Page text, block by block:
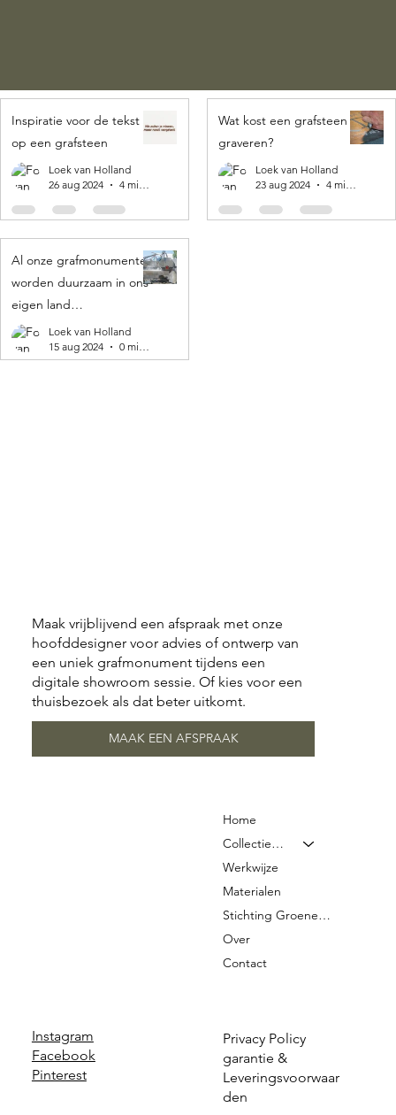
Inspiratie voor de tekst
op een grafsteen
Loek van Holland
26 aug 2024
4 minuten om te lezen
Wat kost een grafsteen
graveren?
Loek van Holland
23 aug 2024
4 minuten om te lezen
Al onze grafmonumenten
worden duurzaam in ons
eigen land
geproduceerd! 🌍
Loek van Holland
15 aug 2024
0 minuten om te lezen
Instagram
Facebook
Pinterest
Privacy Policy
garantie &
Leveringsvoorwaar
den
Home
Collectie & Prijzen
Werkwijze
Materialen
Stichting Groene Graven
Over
Contact
Maak vrijblijvend een afspraak met onze
hoofddesigner voor advies of ontwerp van
een uniek grafmonument tijdens een
digitale showroom sessie. Of kies voor een
thuisbezoek als dat beter uitkomt.
MAAK EEN AFSPRAAK